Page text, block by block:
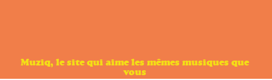
Muziq, le site qui aime les mêmes musiques que
vous